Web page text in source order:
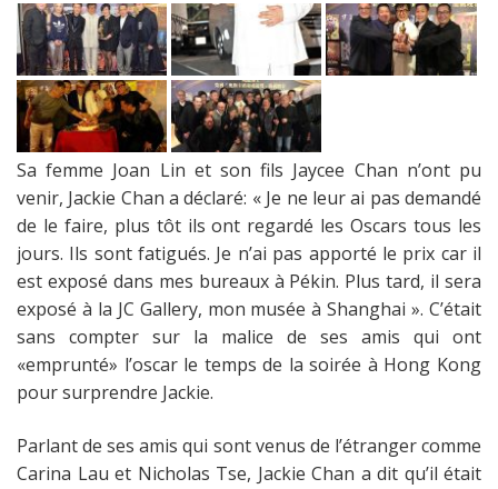
Sa femme Joan Lin et son fils Jaycee Chan n’ont pu
venir, Jackie Chan a déclaré: « Je ne leur ai pas demandé
de le faire, plus tôt ils ont regardé les Oscars tous les
jours. Ils sont fatigués. Je n’ai pas apporté le prix car il
est exposé dans mes bureaux à Pékin. Plus tard, il sera
exposé à la JC Gallery, mon musée à Shanghai ». C’était
sans compter sur la malice de ses amis qui ont
«emprunté» l’oscar le temps de la soirée à Hong Kong
pour surprendre Jackie.
Parlant de ses amis qui sont venus de l’étranger comme
Carina Lau et Nicholas Tse, Jackie Chan a dit qu’il était